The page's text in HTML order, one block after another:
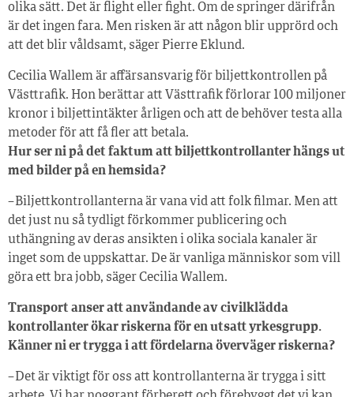
olika sätt. Det är flight eller fight. Om de springer därifrån
är det ingen fara. Men risken är att någon blir upprörd och
att det blir våldsamt, säger Pierre Eklund.
Cecilia Wallem är affärsansvarig för biljettkontrollen på
Västtrafik. Hon berättar att Västtrafik förlorar 100 miljoner
kronor i biljettintäkter årligen och att de behöver testa alla
metoder för att få fler att betala.
Hur ser ni på det faktum att biljettkontrollanter hängs ut
med bilder på en hemsida?
– Biljettkontrollanterna är vana vid att folk filmar. Men att
det just nu så tydligt förkommer publicering och
uthängning av deras ansikten i olika sociala kanaler är
inget som de uppskattar. De är vanliga människor som vill
göra ett bra jobb, säger Cecilia Wallem.
Transport anser att användande av civilklädda
kontrollanter ökar riskerna för en utsatt yrkesgrupp.
Känner ni er trygga i att fördelarna överväger riskerna?
– Det är viktigt för oss att kontrollanterna är trygga i sitt